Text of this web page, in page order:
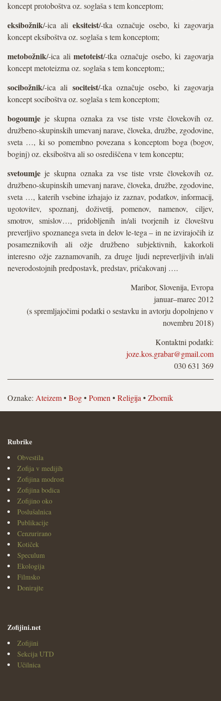
koncept protoboštva oz. soglaša s tem konceptom;
eksibožnik/-ica ali eksiteist/-tka označuje osebo, ki zagovarja
koncept eksiboštva oz. soglaša s tem konceptom;
metobožnik/-ica alimetoteist/-tka označuje osebo, ki zagovarja
koncept metoteizma oz. soglaša s tem konceptom;;
socibožnik/-ica ali sociteist/-tka označuje osebo, ki zagovarja
koncept sociboštva oz. soglaša s tem konceptom;
bogoumje je skupna oznaka za vse tiste vrste človekovih oz.
družbeno-skupinskih umevanj narave, človeka, družbe, zgodovine,
sveta …, ki so pomembno povezana s konceptom boga (bogov,
boginj) oz. eksiboštva ali so osrediščena v tem konceptu;
svetoumje je skupna oznaka za vse tiste vrste človekovih oz.
družbeno-skupinskih umevanj narave, človeka, družbe, zgodovine,
sveta …, katerih vsebine izhajajo iz zaznav, podatkov, informacij,
ugotovitev, spoznanj, doživetij, pomenov, namenov, ciljev,
smotrov, smislov…, pridobljenih in/ali tvorjenih iz človeštvu
preverljivo spoznanega sveta in delov le-tega – in ne izvirajočih iz
posameznikovih ali ožje družbeno subjektivnih, kakorkoli
interesno ožje zaznamovanih, za druge ljudi nepreverljivih in/ali
neverodostojnih predpostavk, predstav, pričakovanj ….
Maribor, Slovenija, Evropa
januar–marec 2012
(s spremljajočimi podatki o sestavku in avtorju dopolnjeno v
novembru 2018)
Kontaktni podatki:
joze.kos.grabar@gmail.com
030 631 369
Oznake: Ateizem• Bog• Pomen • Religija • Zbornik
Rubrike
Obvestila
Zofija v medijih
Zofijina modrost
Zofijina bodica
Zofijino oko
Poslušalnica
Publikacije
Cenzurirano
Kotiček
Speculum
Ekologija
Filmsko
Donirajte
Zofijini.net
Zofijini
Sekcija UTD
Učilnica